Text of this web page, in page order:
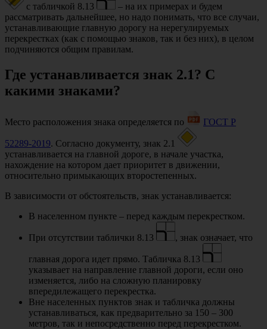
с табличкой 8.13
– на их примерах и будем
рассматривать дальнейшее, но надо понимать, что все случаи,
устанавливающие главную дорогу на нерегулируемых
перекрестках (как с помощью знаков, так и без них), в целом
подчиняются общим правилам.
Где устанавливается знак 2.1? С
какими знаками?
Место расположения знака определяется по ГОСТ Р
52289-2019. Согласно документу, знак 2.1
устанавливается на главной дороге, в начале участка,
нахождение на котором дает приоритет в движении,
относительно примыкающих второстепенных.
В зависимости от обстоятельств, знак устанавливается:
В населенном пункте – перед каждым перекрестком.
При отсутствии таблички 8.13 , знак означает, что
главная дорога идет прямо. Табличка 8.13
указывает на направление главной дороги, если оно
изменяется, либо на сложную планировку
впередилежащего перекрестка.
Вне населенных пунктов знак и табличка должны
устанавливаться, как предварительно за 150 – 300
метров, так и непосредственно перед перекрестком.